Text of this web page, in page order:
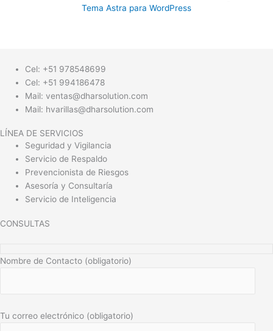
Tema Astra para WordPress
Cel: +51 978548699
Cel: +51 994186478
Mail: ventas@dharsolution.com
Mail: hvarillas@dharsolution.com
LÍNEA DE SERVICIOS
Seguridad y Vigilancia
Servicio de Respaldo
Prevencionista de Riesgos
Asesoría y Consultaría
Servicio de Inteligencia
CONSULTAS
Nombre de Contacto (obligatorio)
Tu correo electrónico (obligatorio)